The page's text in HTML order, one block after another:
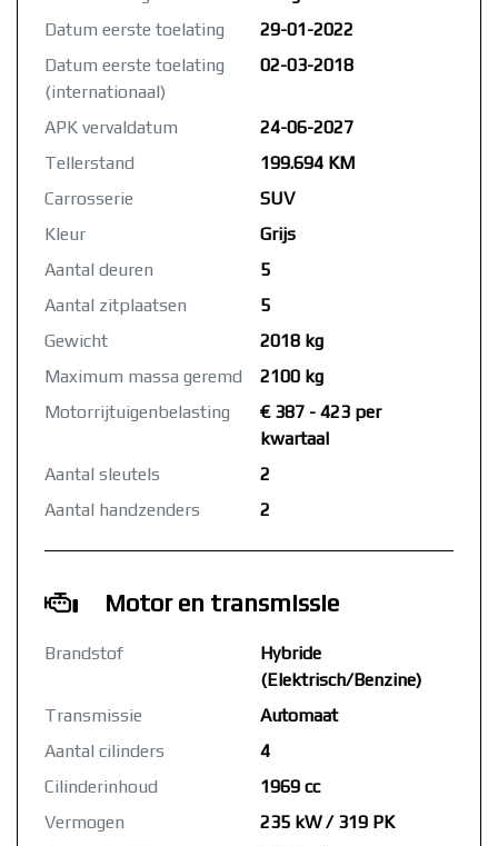
Datum eerste toelating
29-01-2022
Datum eerste toelating
(internationaal)
02-03-2018
APK vervaldatum
24-06-2027
Tellerstand
199.694 KM
Carrosserie
SUV
Kleur
Grijs
Aantal deuren
5
Aantal zitplaatsen
5
Gewicht
2018 kg
Maximum massa geremd
2100 kg
Motorrijtuigenbelasting
€ 387 - 423 per
kwartaal
Aantal sleutels
2
Aantal handzenders
2
Motor en transmissie
Brandstof
Hybride
(Elektrisch/Benzine)
Transmissie
Automaat
Aantal cilinders
4
Cilinderinhoud
1969 cc
Vermogen
235 kW / 319 PK